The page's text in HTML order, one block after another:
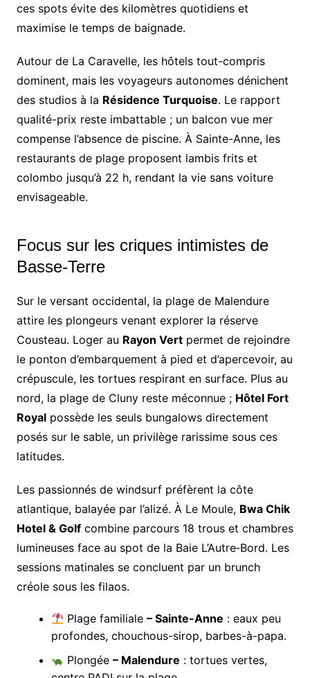
ces spots évite des kilomètres quotidiens et
maximise le temps de baignade.
Autour de La Caravelle, les hôtels tout-compris
dominent, mais les voyageurs autonomes dénichent
des studios à la Résidence Turquoise. Le rapport
qualité-prix reste imbattable ; un balcon vue mer
compense l’absence de piscine. À Sainte-Anne, les
restaurants de plage proposent lambis frits et
colombo jusqu’à 22 h, rendant la vie sans voiture
envisageable.
Focus sur les criques intimistes de
Basse-Terre
Sur le versant occidental, la plage de Malendure
attire les plongeurs venant explorer la réserve
Cousteau. Loger au Rayon Vertpermet de rejoindre
le ponton d’embarquement à pied et d’apercevoir, au
crépuscule, les tortues respirant en surface. Plus au
nord, la plage de Cluny reste méconnue ; Hôtel Fort
Royalpossède les seuls bungalows directement
posés sur le sable, un privilège rarissime sous ces
latitudes.
Les passionnés de windsurf préfèrent la côte
atlantique, balayée par l’alizé. À Le Moule, Bwa Chik
Hotel & Golfcombine parcours 18 trous et chambres
lumineuses face au spot de la Baie L’Autre‐Bord. Les
sessions matinales se concluent par un brunch
créole sous les filaos.
Plage familiale– Sainte-Anne : eaux peu
profondes, chouchous-sirop, barbes-à-papa.
Plongée– Malendure : tortues vertes,